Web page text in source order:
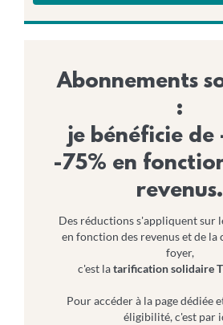
Abonnements
:
je bénéficie de
-75% en
revenus.
Des réductions s'appliquent sur
en fonction des revenus et de la
foyer,
c'est latarification solidaire
Pour accéder à la page dédiée
éligibilité, c'est par